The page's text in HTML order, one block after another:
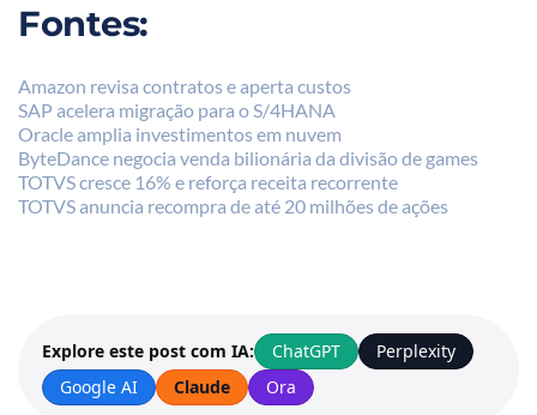
Fontes:
Amazon revisa contratos e aperta custos
SAP acelera migração para o S/4HANA
Oracle amplia investimentos em nuvem
ByteDance negocia venda bilionária da divisão de games
TOTVS cresce 16% e reforça receita recorrente
TOTVS anuncia recompra de até 20 milhões de ações
Explore este post com IA: ChatGPT
Perplexity
Google AI
Claude Ora